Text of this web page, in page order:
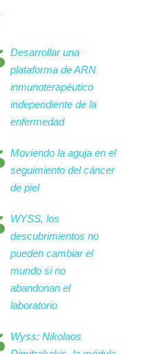
Desarrollar una
plataforma de ARN
inmunoterapéutico
independiente de la
enfermedad
Moviendo la aguja en el
seguimiento del cáncer
de piel
WYSS, los
descubrimientos no
pueden cambiar el
mundo si no
abandonan el
laboratorio
Wyss: Nikolaos